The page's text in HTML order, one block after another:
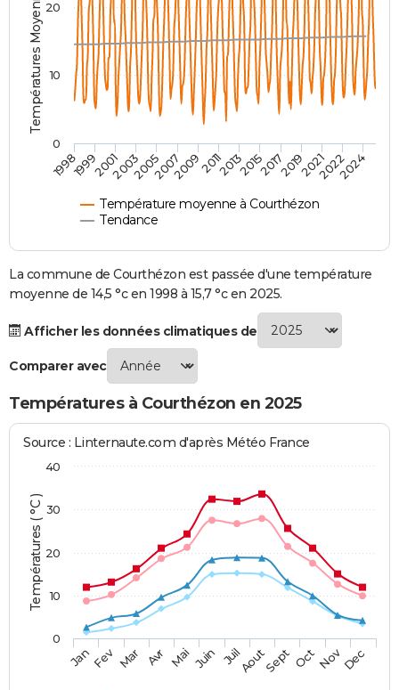
Destinations
City break
Voyage nature
Voyage de noces
Forum
Climat
PHOTO
GUIDES D'ACHAT
BONS PLANS
CARTE DE VOEUX
Carte de Noël
Carte Bonne année
Carte Saint-Valentin
Carte Pâques
Carte d'anniversaire
DICTIONNAIRE
PROGRAMME TV
S'inscrire
Se connecter
Lycées
Collèges
Primaires
Universités
Entreprises
Service militaire
Avis de recherche
AVIS DE DÉCÈS
Températures Moyennes ( °C )
Température moyenne à Courthézon
Tendance
199819992001200320052007200920112013201520172019202120222024
0
10
20
La commune de Courthézon est passée d'une température
moyenne de 14,5 °c en 1998 à 15,7 °c en 2025.
Afficher les données climatiques de
Comparer avec
Températures à Courthézon en 2025
Températures ( °C )
Source : Linternaute.com d'après Météo France
JanFev Mar Avr Mai Juin JuilAoutSept OctNovDec
0
10
20
30
40